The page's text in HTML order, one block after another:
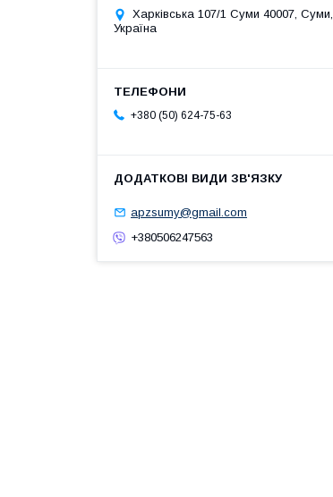
Харківська 107/1 Суми 40007, Суми,
Україна
+380 (50) 624-75-63
apzsumy@gmail.com
+380506247563